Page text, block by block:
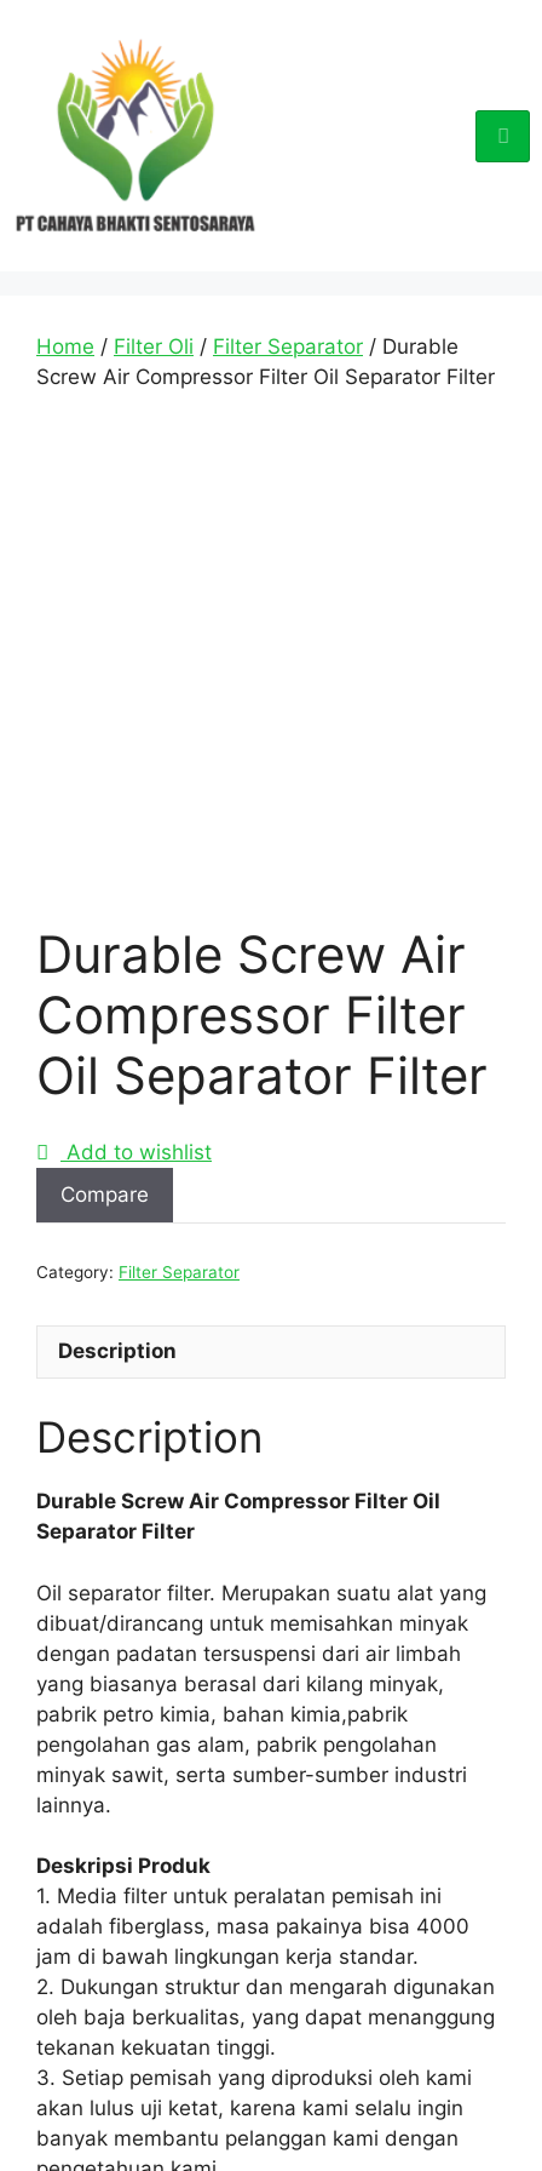
Home / Filter Oli / Filter Separator / Durable
Screw Air Compressor Filter Oil Separator Filter
Durable Screw Air
Compressor Filter
Oil Separator Filter
Add to wishlist
Compare
Category: Filter Separator
Description
Description
Durable Screw Air Compressor Filter Oil
Separator Filter
Oil separator filter. Merupakan suatu alat yang
dibuat/dirancang untuk memisahkan minyak
dengan padatan tersuspensi dari air limbah
yang biasanya berasal dari kilang minyak,
pabrik petro kimia, bahan kimia,pabrik
pengolahan gas alam, pabrik pengolahan
minyak sawit, serta sumber-sumber industri
lainnya.
Deskripsi Produk
1. Media filter untuk peralatan pemisah ini
adalah fiberglass, masa pakainya bisa 4000
jam di bawah lingkungan kerja standar.
2. Dukungan struktur dan mengarah digunakan
oleh baja berkualitas, yang dapat menanggung
tekanan kekuatan tinggi.
3. Setiap pemisah yang diproduksi oleh kami
akan lulus uji ketat, karena kami selalu ingin
banyak membantu pelanggan kami dengan